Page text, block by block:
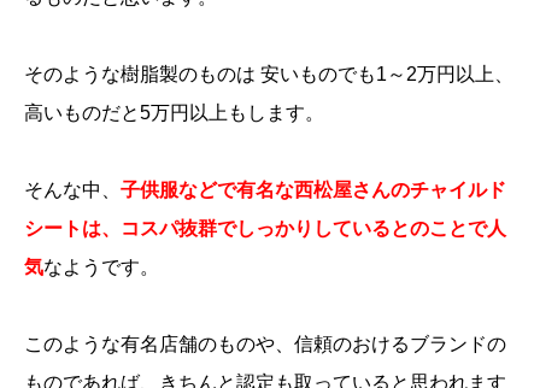
そのような樹脂製のものは 安いものでも1～2万円以上、
高いものだと5万円以上もします。
そんな中、 子供服などで有名な西松屋さんのチャイルド
シートは、コスパ抜群でしっかりしているとのことで人
気なようです。
このような有名店舗のものや、信頼のおけるブランドの
ものであれば、きちんと認定も取っていると思われます